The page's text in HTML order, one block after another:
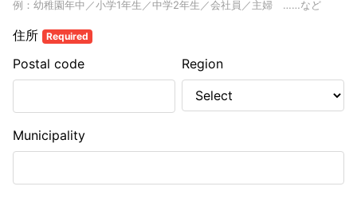
例：幼稚園年中／小学1年生／中学2年生／会社員／主婦 ……など
住所 Required
Postal code Region
Municipality